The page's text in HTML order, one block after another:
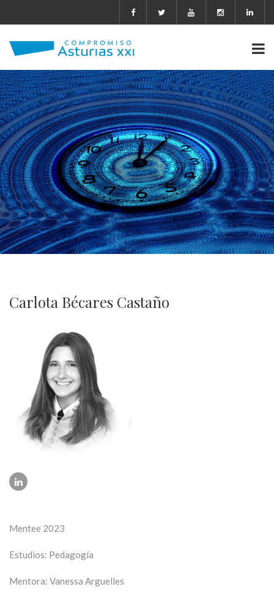
Carlota Bécares Castaño
Mentee 2023
Estudios: Pedagogía
Mentora: Vanessa Arguelles